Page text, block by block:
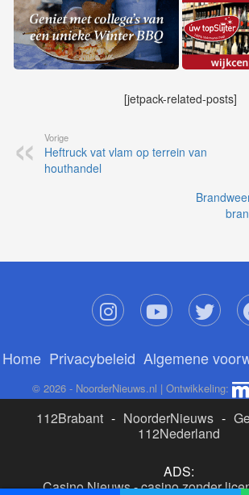
[jetpack-related-posts]
Vorige
Heftruck vat vlam op terrein van
houthandel
Home Privacybeleid Algemene
© 2026 - NoorderNieuws.nl | Ontwikkeling:
112Brabant - NoorderNieuws -
112Nederland
ADS:
Casino Nieuws-casino zonder